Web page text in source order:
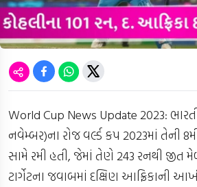
World Cup News Update 2023:
નવેમ્બર)ના રોજ વર્લ્ડ કપ 2023માં તેની
સામે રમી હતી, જેમાં તેણે 243 રનથી જીત
ટાર્ગેટના જવાબમાં દક્ષિણ આફ્રિકાની